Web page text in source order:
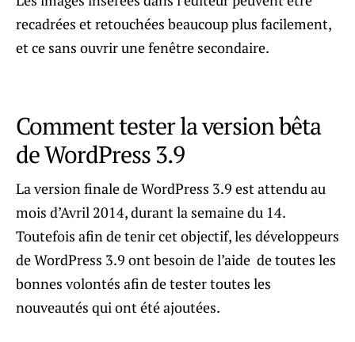
recadrées et retouchées beaucoup plus facilement,
et ce sans ouvrir une fenêtre secondaire.
Comment tester la version bêta
de WordPress 3.9
La version finale de WordPress 3.9 est attendu au
mois d’Avril 2014, durant la semaine du 14.
Toutefois afin de tenir cet objectif, les développeurs
de WordPress 3.9 ont besoin de l’aide de toutes les
bonnes volontés afin de tester toutes les
nouveautés qui ont été ajoutées.